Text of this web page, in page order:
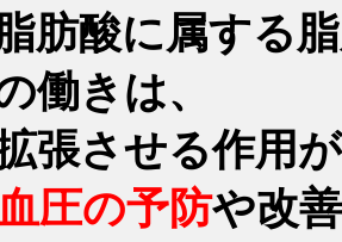
肪酸に属する
働きは、
張させる作用
圧の予防や改